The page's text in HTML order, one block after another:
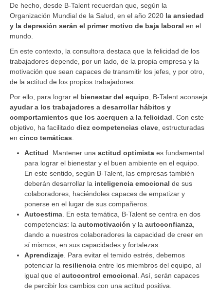
De hecho, desde B-Talent recuerdan que, según la
Organización Mundial de la Salud, en el año 2020 la ansiedad
y la depresión serán el primer motivo de baja laboral en el
mundo.
En este contexto, la consultora destaca que la felicidad de los
trabajadores depende, por un lado, de la propia empresa y la
motivación que sean capaces de transmitir los jefes, y por otro,
de la actitud de los propios trabajadores.
Por ello, para lograr el bienestar del equipo , B-Talent aconseja
ayudar a los trabajadores a desarrollar hábitos y
comportamientos que los acerquen a la felicidad . Con este
objetivo, ha facilitado diez competencias clave , estructuradas
en cinco temáticas:
Actitud . Mantener una actitud optimista es fundamental
para lograr el bienestar y el buen ambiente en el equipo.
En este sentido, según B-Talent, las empresas también
deberán desarrollar la inteligencia emocional de sus
colaboradores, haciéndoles capaces de empatizar y
ponerse en el lugar de sus compañeros.
Autoestima . En esta temática, B-Talent se centra en dos
competencias: la automotivación y la autoconfianza
dando a nuestros colaboradores la capacidad de creer en
sí mismos, en sus capacidades y fortalezas.
Aprendizaje . Para evitar el temido estrés, debemos
potenciar la resiliencia entre los miembros del equipo, al
igual que el autocontrol emocional . Así, serán capaces
de percibir los cambios con una actitud positiva.